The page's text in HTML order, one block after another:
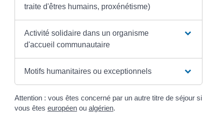
traite d'êtres humains, proxénétisme)
Activité solidaire dans un organisme
d'accueil communautaire
Motifs humanitaires ou exceptionnels
Attention : vous êtes concerné par un autre titre de séjour si
vous êtes européen ou algérien.